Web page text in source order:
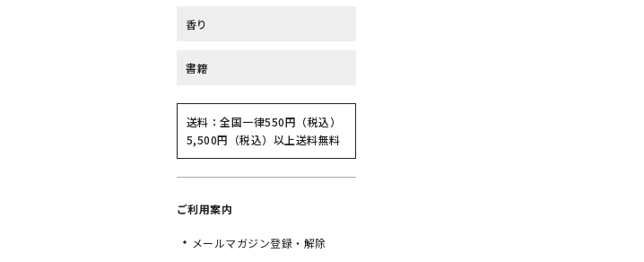
香り
書籍
送料：全国一律550円（税込）
5,500円（税込）以上送料無料
ご利用案内
メールマガジン登録・解除